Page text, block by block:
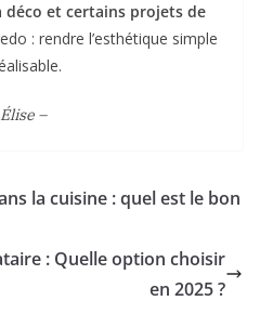
et certains projets de
: rendre l’esthétique simple
–
la cuisine : quel est le bon
: Quelle option choisir
en 2025 ?